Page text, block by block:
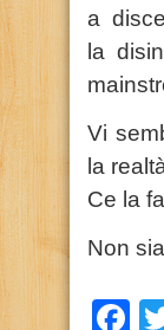
a
la
Vi
la
Ce la
Non